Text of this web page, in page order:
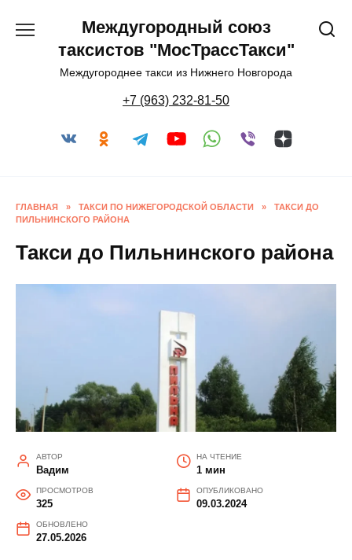
содержанию
Междугородный союз
таксистов "МосТрассТакси"
Междугороднее такси из Нижнего Новгорода
+7 (963) 232-81-50
ГЛАВНАЯ » ТАКСИ ПО НИЖЕГОРОДСКОЙ ОБЛАСТИ »
ТАКСИ ДО
ПИЛЬНИНСКОГО РАЙОНА
Такси до Пильнинского района
АВТОР
Вадим
НА ЧТЕНИЕ
1 мин
ПРОСМОТРОВ
325
ОПУБЛИКОВАНО
09.03.2024
ОБНОВЛЕНО
27.05.2026